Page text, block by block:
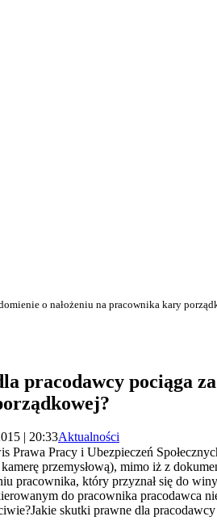
o nałożeniu na pracownika kary
pracodawcy pociąga
| 20:33Aktualności
Prawa Pracy i Ubezpieczeń
przemysłową), mimo iż z
pracownika, który przyznał się do
do pracownika pracodawca
skutki prawne dla